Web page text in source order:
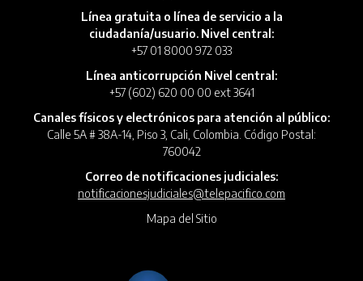
Línea gratuita o línea de servicio a la
ciudadanía/usuario. Nivel central:
+57 01 8000 972 033
Línea anticorrupción Nivel central:
+57 (602) 620 00 00 ext 3641
Canales físicos y electrónicos para atención al público:
Calle 5A # 38A-14, Piso 3, Cali, Colombia. Código Postal:
760042
Correo de notificaciones judiciales:
notificacionesjudiciales@telepacifico.com
Mapa del Sitio